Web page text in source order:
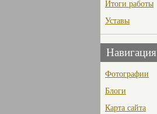
Итоги работы
Уставы
Навигация
Фотографии
Блоги
Карта сайта